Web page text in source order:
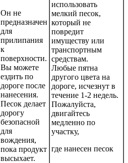
Он не
предназначен
для
прилипания
к
поверхности.
Вы можете
ездить по
дороге после
нанесения.
Песок делает
дорогу
безопасной
для
вождения,
пока продукт
высыхает.
использовать
мелкий песок,
который не
повредит
имуществу или
транспортным
средствам.
Любые пятна
другого цвета на
дороге, исчезнут в
течение 1-2 недель.
Пожалуйста,
двигайтесь
медленно по
участку,
где нанесен песок